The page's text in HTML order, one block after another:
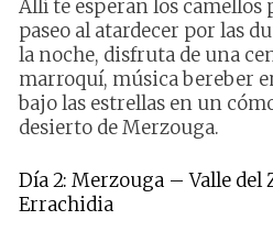
Allí te esperan los
paseo al atardecer por las
la noche, disfruta de una
marroquí, música bereber
bajo las estrellas en un
desierto de Merzouga.
Día 2: Merzouga – Valle
Errachidia